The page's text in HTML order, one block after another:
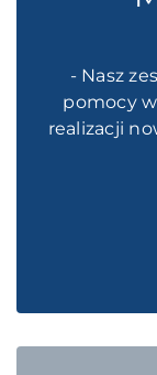
- Nasz
pomocy
realizacji